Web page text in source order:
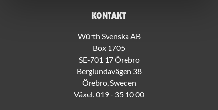
Kontakt
Würth Svenska AB
Box 1705
SE-701 17 Örebro
Berglundavägen 38
Örebro, Sweden
Växel: 019 - 35 10 00